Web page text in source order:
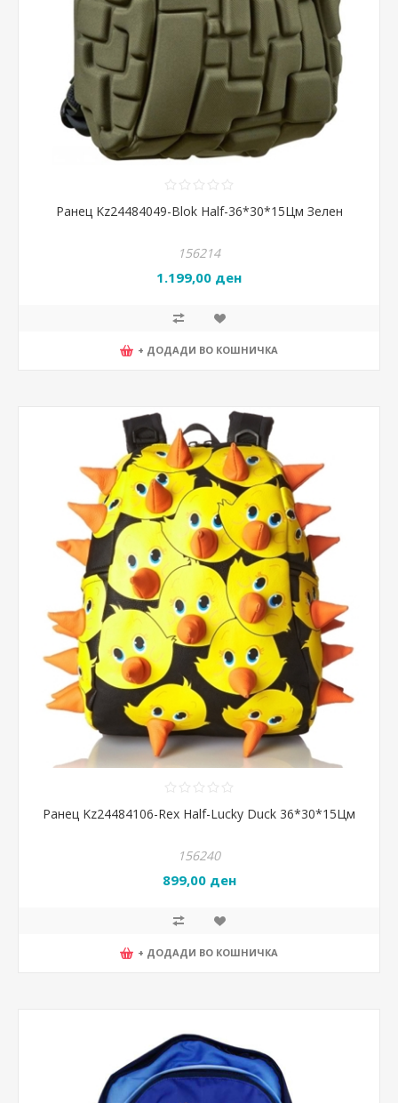
Ранец Kz24484049-Blok Half-36*30*15Цм Зелен
156214
1.199,00 ден
+ ДОДАДИ ВО КОШНИЧКА
Ранец Kz24484106-Rex Half-Lucky Duck 36*30*15Цм
156240
899,00 ден
+ ДОДАДИ ВО КОШНИЧКА